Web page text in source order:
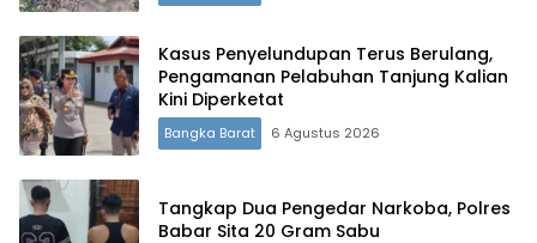
Kasus Penyelundupan Terus Berulang,
Pengamanan Pelabuhan Tanjung Kalian
Kini Diperketat
Bangka Barat 6 Agustus 2026
Tangkap Dua Pengedar Narkoba, Polres
Babar Sita 20 Gram Sabu